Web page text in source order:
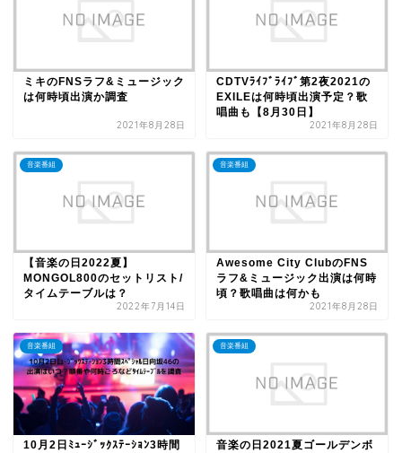
ミキのFNSラフ&ミュージック
は何時頃出演か調査
2021年8月28日
CDTVﾗｲﾌﾞﾗｲﾌﾞ第2夜2021の
EXILEは何時頃出演予定？歌
唱曲も【8月30日】
2021年8月28日
音楽番組
【音楽の日2022夏】
MONGOL800のセットリスト/
タイムテーブルは？
2022年7月14日
音楽番組
Awesome City ClubのFNS
ラフ&ミュージック出演は何時
頃？歌唱曲は何かも
2021年8月28日
音楽番組
10月2日ﾐｭｰｼﾞｯｸｽﾃｰｼｮﾝ3時間
音楽番組
音楽の日2021夏ゴールデンボ